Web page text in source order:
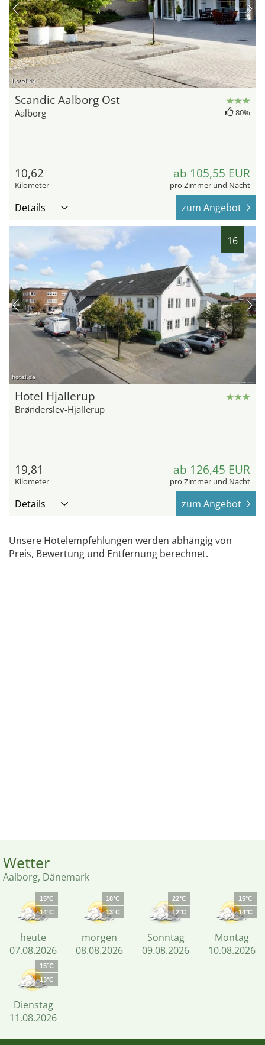
hotel.de
Scandic Aalborg Ost
Aalborg 80%
10,62
Kilometer
ab 105,55 EUR
pro Zimmer und Nacht
Details zum Angebot
16
hotel.de
Hotel Hjallerup
Brønderslev-Hjallerup
19,81
Kilometer
ab 126,45 EUR
pro Zimmer und Nacht
Details zum Angebot
Unsere Hotelempfehlungen werden abhängig von
Preis, Bewertung und Entfernung berechnet.
Wetter
Aalborg, Dänemark
15°C
14°C
heute
07.08.2026
18°C
13°C
morgen
08.08.2026
22°C
12°C
Sonntag
09.08.2026
15°C
14°C
Montag
10.08.2026
15°C
13°C
Dienstag
11.08.2026